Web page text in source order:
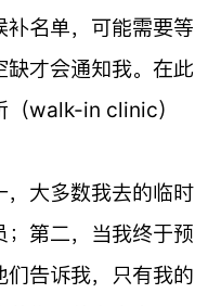
名单，可能需要等
才会通知我。在此
（walk-in clinic）
，大多数我去的临时
第二，当我终于预
告诉我，只有我的